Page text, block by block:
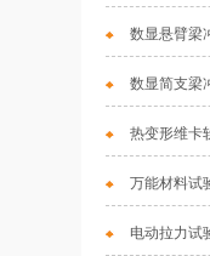
数显悬臂梁
数显简支梁
热变形维卡
万能材料试
电动拉力试